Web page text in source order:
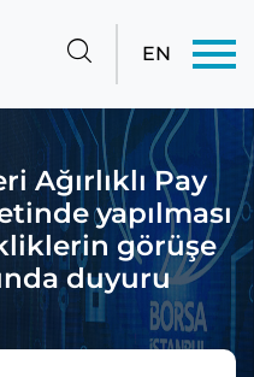
EN
Ağırlıklı Pay
yapılması
görüşe
duyuru